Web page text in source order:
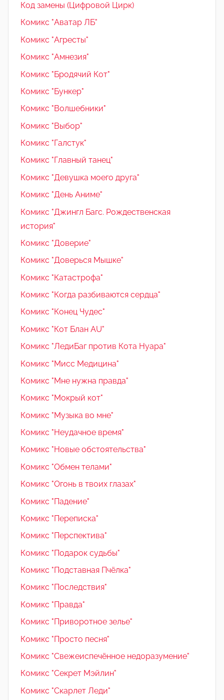
Код замены (Цифровой Цирк)
Комикс "Аватар ЛБ"
Комикс "Агресты"
Комикс "Амнезия"
Комикс "Бродячий Кот"
Комикс "Бункер"
Комикс "Волшебники"
Комикс "Выбор"
Комикс "Галстук"
Комикс "Главный танец"
Комикс "Девушка моего друга"
Комикс "День Аниме"
Комикс "Джингл Багс. Рождественская
история"
Комикс "Доверие"
Комикс "Доверься Мышке"
Комикс "Катастрофа"
Комикс "Когда разбиваются сердца"
Комикс "Конец Чудес"
Комикс "Кот Блан AU"
Комикс "ЛедиБаг против Кота Нуара"
Комикс "Мисс Медицина"
Комикс "Мне нужна правда"
Комикс "Мокрый кот"
Комикс "Музыка во мне"
Комикс "Неудачное время"
Комикс "Новые обстоятельства"
Комикс "Обмен телами"
Комикс "Огонь в твоих глазах"
Комикс "Падение"
Комикс "Переписка"
Комикс "Перспектива"
Комикс "Подарок судьбы"
Комикс "Подставная Пчёлка"
Комикс "Последствия"
Комикс "Правда"
Комикс "Приворотное зелье"
Комикс "Просто песня"
Комикс "Свежеиспечённое недоразумение"
Комикс "Секрет Мэйлин"
Комикс "Скарлет Леди"